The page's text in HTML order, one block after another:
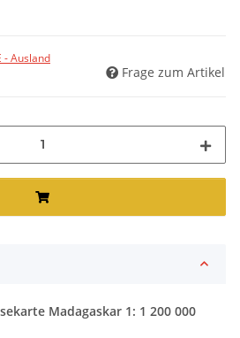
- Ausland
Frage zum Artikel
Madagaskar 1: 1 200 000